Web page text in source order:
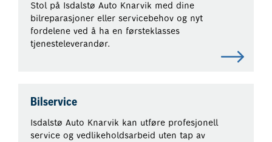
Stol på Isdalstø Auto Knarvik med dine
bilreparasjoner eller servicebehov og nyt
fordelene ved å ha en førsteklasses
tjenesteleverandør.
Bilservice
Isdalstø Auto Knarvik kan utføre profesjonell
service og vedlikeholdsarbeid uten tap av